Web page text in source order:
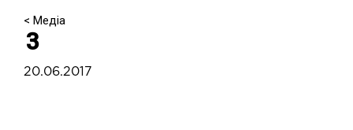
< Медіа
3
20.06.2017